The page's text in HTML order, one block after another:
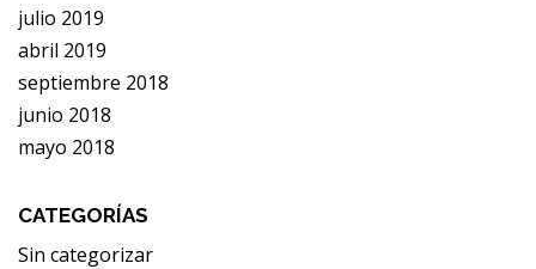
julio 2019
abril 2019
septiembre 2018
junio 2018
mayo 2018
CATEGORÍAS
Sin categorizar